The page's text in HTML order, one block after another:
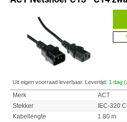
Uit eigen voorraad leverbaar. Levertijd: 1 dag
Merk
ACT
Stekker
IEC-320
Kabellengte
1.80 m